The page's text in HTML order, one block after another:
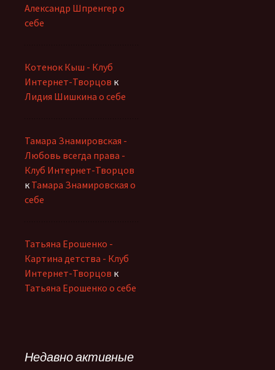
Александр Шпренгер о
себе
Котенок Кыш - Клуб
Интернет-Творцов к
Лидия Шишкина о себе
Тамара Знамировская -
Любовь всегда права -
Клуб Интернет-Творцов
к Тамара Знамировская о
себе
Татьяна Ерошенко -
Картина детства - Клуб
Интернет-Творцов к
Татьяна Ерошенко о себе
Недавно активные